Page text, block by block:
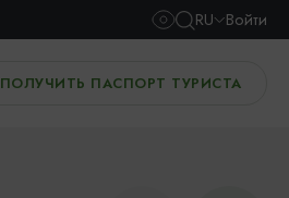
RU Войти
ПОЛУЧИТЬ ПАСПОРТ ТУРИСТА